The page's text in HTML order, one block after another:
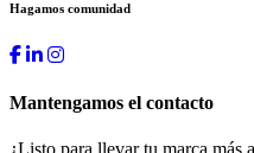
Hagamos comunidad
Mantengamos el contacto
¿Listo para llevar tu marca más